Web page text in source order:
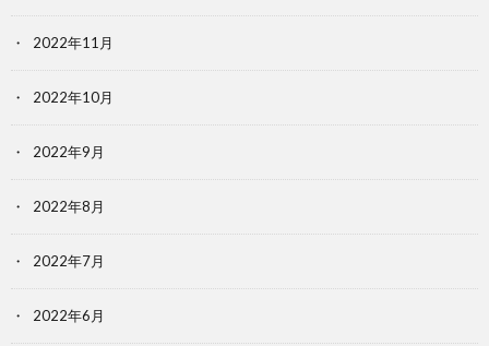
2022年11月
2022年10月
2022年9月
2022年8月
2022年7月
2022年6月